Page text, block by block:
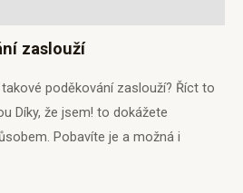
zaslouží
poděkování zaslouží? Říct to
Díky, že jsem! to dokážete
Pobavíte je a možná i